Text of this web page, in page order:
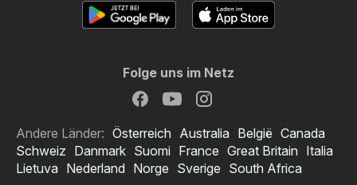
Folge uns im Netz
Andere Länder: Österreich Australia België Canada
Schweiz Danmark Suomi France Great Britain Italia
Lietuva Nederland Norge Sverige South Africa